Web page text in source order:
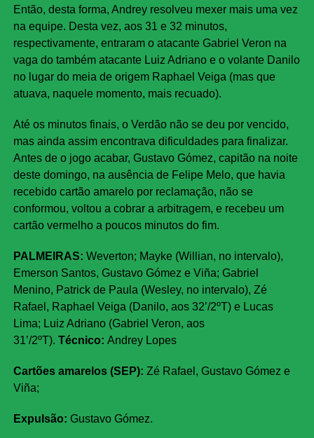
Então, desta forma, Andrey resolveu mexer mais uma vez
na equipe. Desta vez, aos 31 e 32 minutos,
respectivamente, entraram o atacante Gabriel Veron na
vaga do também atacante Luiz Adriano e o volante Danilo
no lugar do meia de origem Raphael Veiga (mas que
atuava, naquele momento, mais recuado).
Até os minutos finais, o Verdão não se deu por vencido,
mas ainda assim encontrava dificuldades para finalizar.
Antes de o jogo acabar, Gustavo Gómez, capitão na noite
deste domingo, na ausência de Felipe Melo, que havia
recebido cartão amarelo por reclamação, não se
conformou, voltou a cobrar a arbitragem, e recebeu um
cartão vermelho a poucos minutos do fim.
PALMEIRAS: Weverton; Mayke (Willian, no intervalo),
Emerson Santos, Gustavo Gómez e Viña; Gabriel
Menino, Patrick de Paula (Wesley, no intervalo), Zé
Rafael, Raphael Veiga (Danilo, aos 32’/2ºT) e Lucas
Lima; Luiz Adriano (Gabriel Veron, aos
31’/2ºT). Técnico: Andrey Lopes
Cartões amarelos (SEP): Zé Rafael, Gustavo Gómez e
Viña;
Expulsão: Gustavo Gómez.